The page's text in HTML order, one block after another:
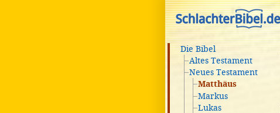
Die Bibel
Altes Testament
Neues Testament
Matthäus
Markus
Lukas